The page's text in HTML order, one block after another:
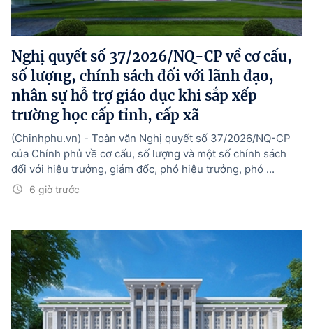
Nghị quyết số 37/2026/NQ-CP về cơ cấu,
số lượng, chính sách đối với lãnh đạo,
nhân sự hỗ trợ giáo dục khi sắp xếp
trường học cấp tỉnh, cấp xã
6 giờ trước
(Chinhphu.vn) - Toàn văn Nghị quyết số 37/2026/NQ-CP
của Chính phủ về cơ cấu, số lượng và một số chính sách
đối với hiệu trưởng, giám đốc, phó hiệu trưởng, phó ...